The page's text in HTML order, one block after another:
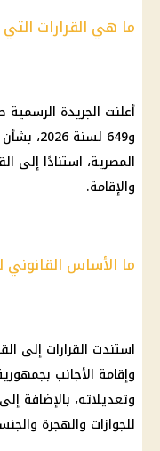
ما هي القرارات
و649
المصرية، استنادًا إلى
والإقامة.
ما الأساس القانوني
وإقامة الأجانب
وتعديلاته، بالإضافة
للجوازات والهجرة